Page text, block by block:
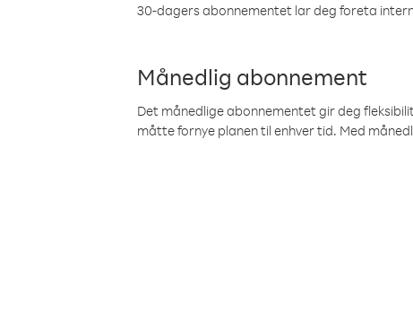
30-dagers abonnementet lar deg foreta
Månedlig abonnement
Det månedlige abonnementet gir deg
måtte fornye planen til enhver tid. Med